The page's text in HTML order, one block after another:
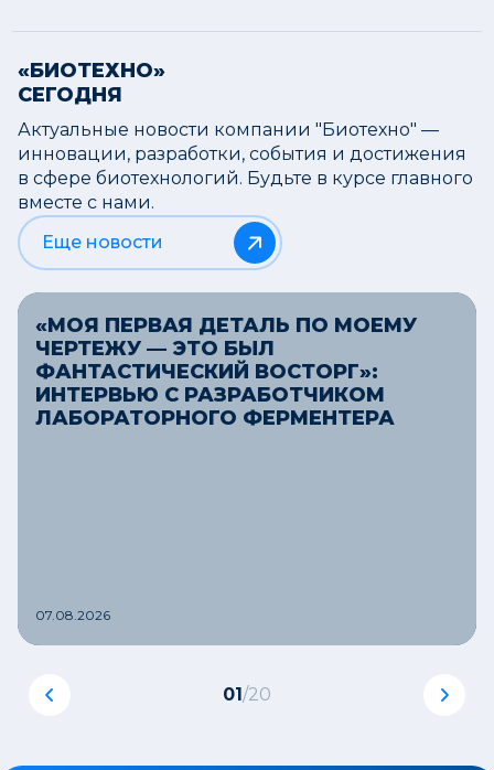
Биохимический анализатор
Москва
Промышленная биотехнология
Саратов
Промышленная биотехнология
Ферментеры 100 л и 250 л
«БИОТЕХНО»
СЕГОДНЯ
Актуальные новости компании "Биотехно" —
инновации, разработки, события и достижения
в сфере биотехнологий. Будьте в курсе главного
вместе с нами.
Еще новости
«МОЯ ПЕРВАЯ ДЕТАЛЬ ПО МОЕМУ
ЧЕРТЕЖУ — ЭТО БЫЛ
ФАНТАСТИЧЕСКИЙ ВОСТОРГ»:
ИНТЕРВЬЮ С РАЗРАБОТЧИКОМ
ЛАБОРАТОРНОГО ФЕРМЕНТЕРА
07.08.2026
01/20